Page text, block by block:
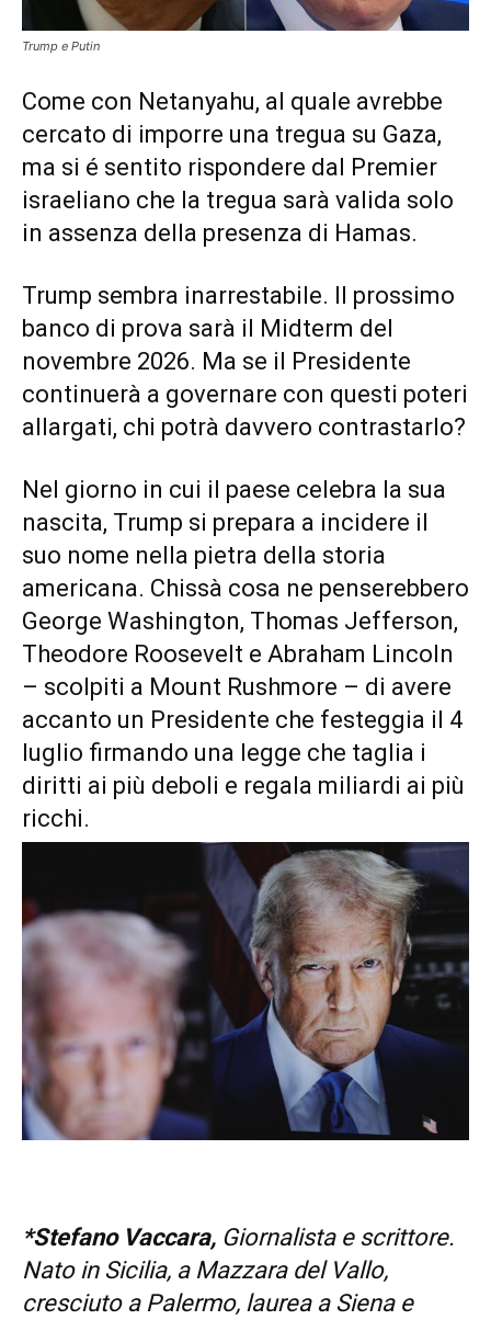
Trump e Putin
Come con Netanyahu, al quale avrebbe
cercato di imporre una tregua su Gaza,
ma si é sentito rispondere dal Premier
israeliano che la tregua sarà valida solo
in assenza della presenza di Hamas.
Trump sembra inarrestabile. Il prossimo
banco di prova sarà il Midterm del
novembre 2026. Ma se il Presidente
continuerà a governare con questi poteri
allargati, chi potrà davvero contrastarlo?
Nel giorno in cui il paese celebra la sua
nascita, Trump si prepara a incidere il
suo nome nella pietra della storia
americana. Chissà cosa ne penserebbero
George Washington, Thomas Jefferson,
Theodore Roosevelt e Abraham Lincoln
– scolpiti a Mount Rushmore – di avere
accanto un Presidente che festeggia il 4
luglio firmando una legge che taglia i
diritti ai più deboli e regala miliardi ai più
ricchi.
*Stefano Vaccara, Giornalista e scrittore.
Nato in Sicilia, a Mazzara del Vallo,
cresciuto a Palermo, laurea a Siena e